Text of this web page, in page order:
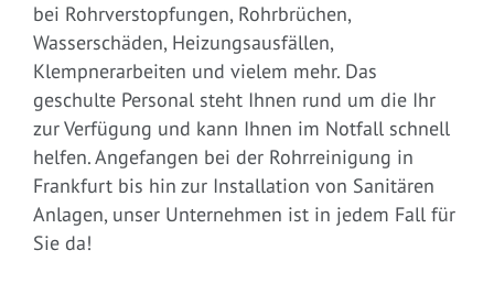
bei Rohrverstopfungen, Rohrbrüchen,
Wasserschäden, Heizungsausfällen,
Klempnerarbeiten und vielem mehr. Das
geschulte Personal steht Ihnen rund um die Ihr
zur Verfügung und kann Ihnen im Notfall schnell
helfen. Angefangen bei der Rohrreinigung in
Frankfurt bis hin zur Installation von Sanitären
Anlagen, unser Unternehmen ist in jedem Fall für
Sie da!